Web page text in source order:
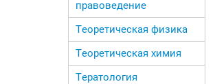
правоведение
Теоретическая физика
Теоретическая химия
Тератология